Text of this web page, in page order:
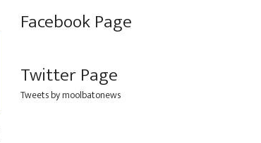
Facebook Page
Twitter Page
Tweets by moolbatonews